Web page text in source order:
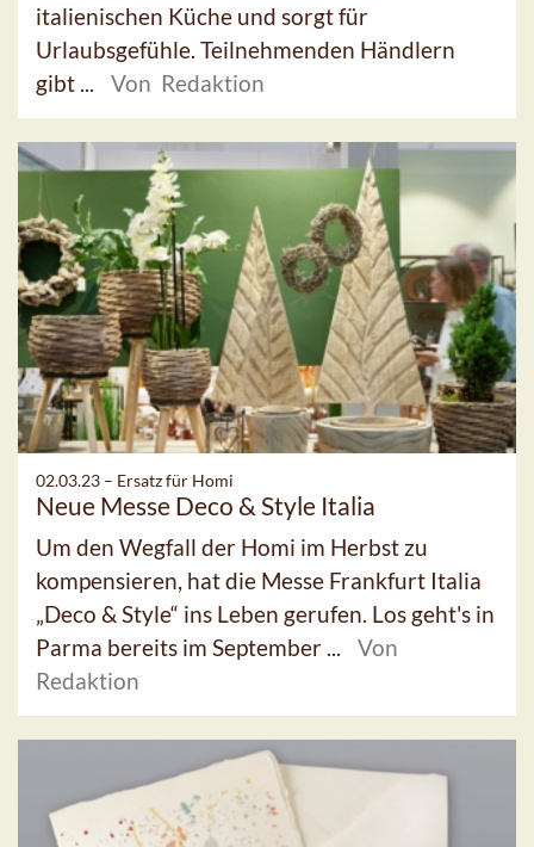
italienischen Küche und sorgt für
Urlaubsgefühle. Teilnehmenden Händlern
gibt ...
Von Redaktion
02.03.23 – Ersatz für Homi
Neue Messe Deco & Style Italia
Um den Wegfall der Homi im Herbst zu
kompensieren, hat die Messe Frankfurt Italia
„Deco & Style“ ins Leben gerufen. Los geht's in
Parma bereits im September ...
Von
Redaktion